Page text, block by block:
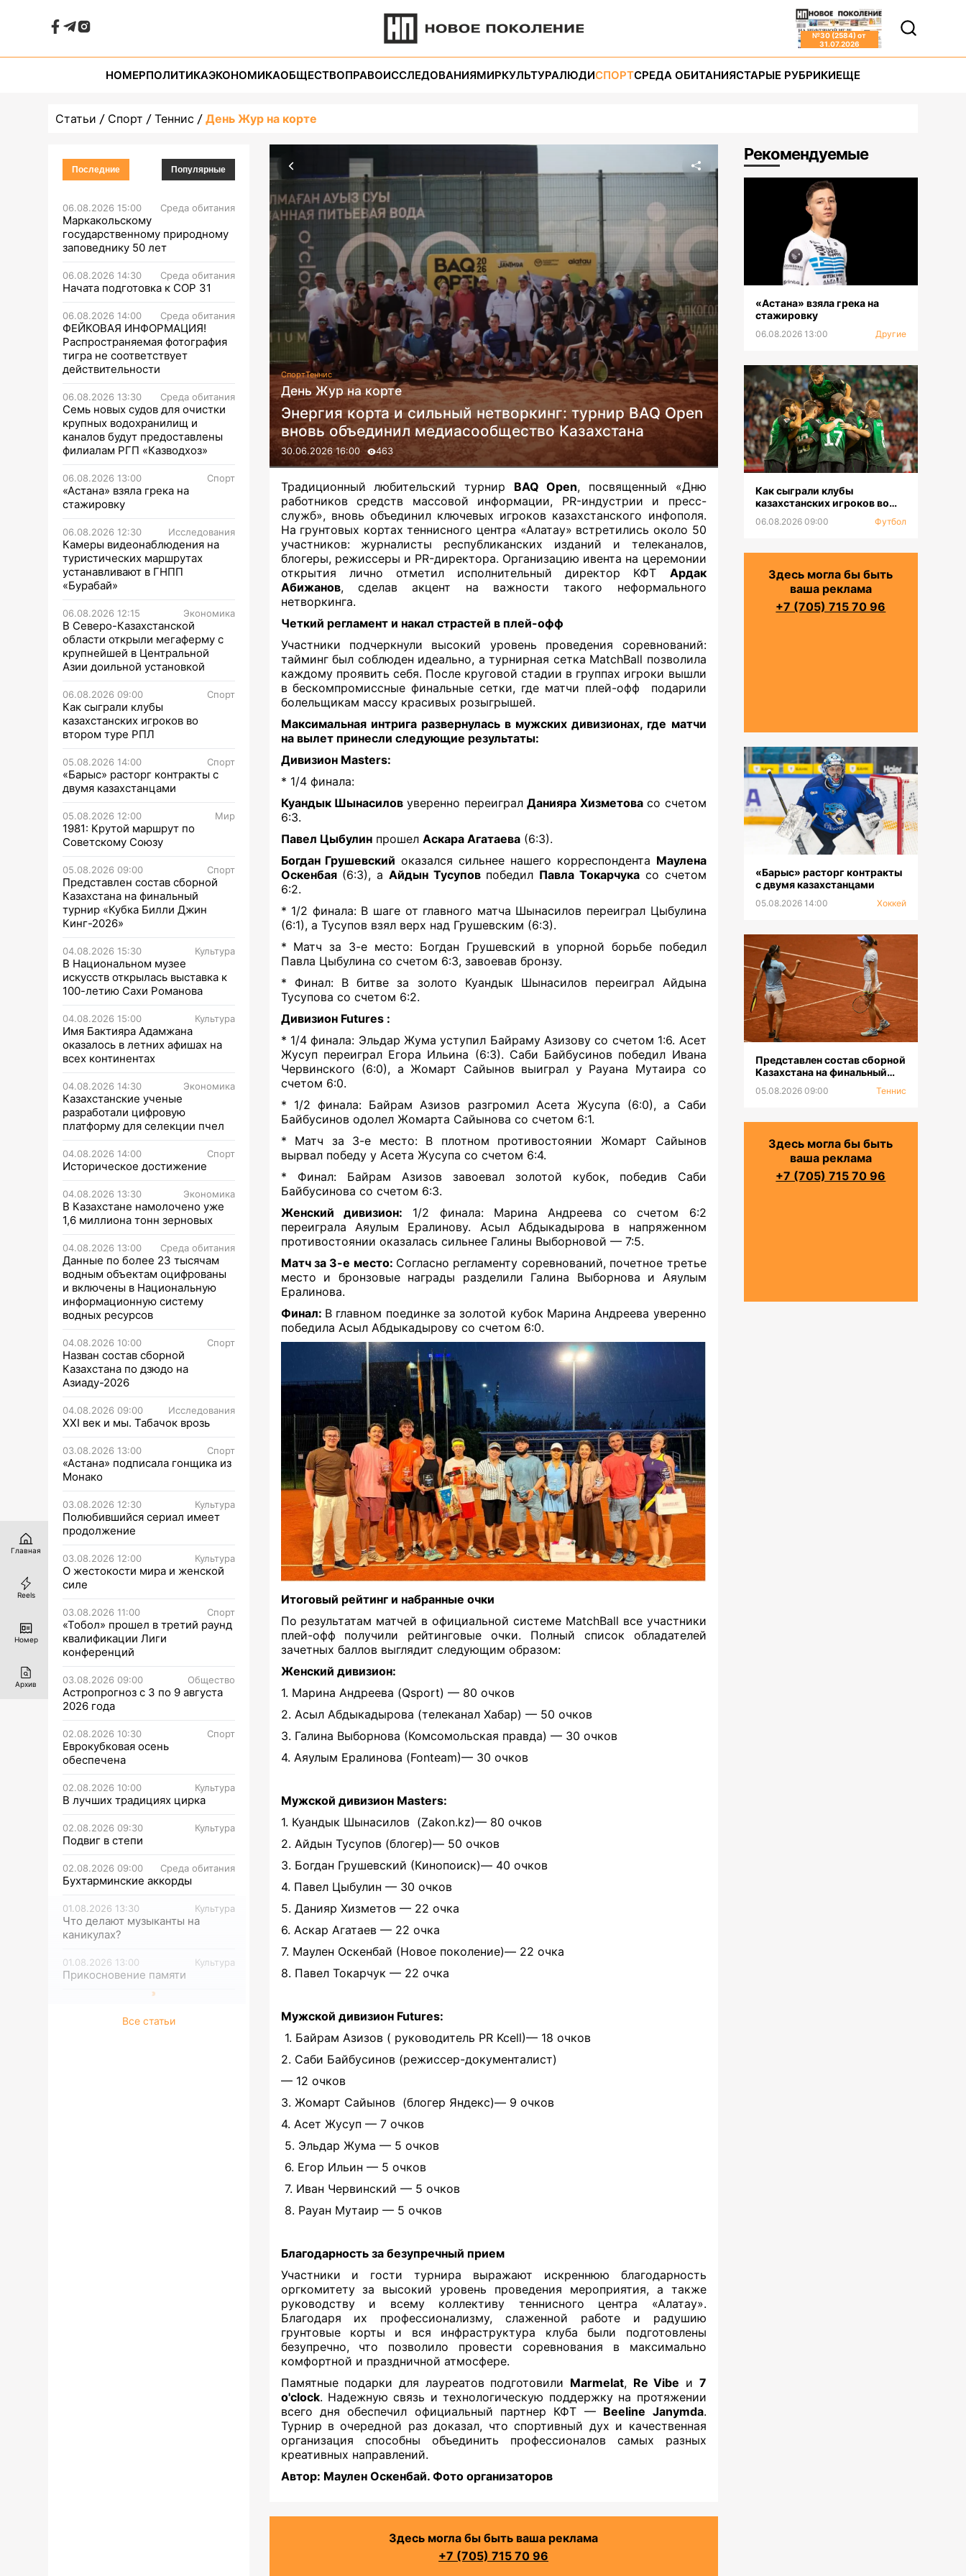
№30 (2584) от
31.07.2026
НОМЕРПОЛИТИКАЭКОНОМИКАОБЩЕСТВОПРАВОИССЛЕДОВАНИЯМИРКУЛЬТУРАЛЮДИСПОРТСРЕДА ОБИТАНИЯСТАРЫЕ РУБРИКИЕЩЕ
Статьи Спорт Теннис День Жур на корте
Последние Популярные
06.08.2026 15:00 Среда обитания
Маркакольскому
государственному природному
заповеднику 50 лет
06.08.2026 14:30 Среда обитания
Начата подготовка к СОР 31
06.08.2026 14:00 Среда обитания
ФЕЙКОВАЯ ИНФОРМАЦИЯ!
Распространяемая фотография
тигра не соответствует
действительности
06.08.2026 13:30 Среда обитания
Семь новых судов для очистки
крупных водохранилищ и
каналов будут предоставлены
филиалам РГП «Казводхоз»
06.08.2026 13:00 Спорт
«Астана» взяла грека на
стажировку
06.08.2026 12:30 Исследования
Камеры видеонаблюдения на
туристических маршрутах
устанавливают в ГНПП
«Бурабай»
06.08.2026 12:15 Экономика
В Северо-Казахстанской
области открыли мегаферму с
крупнейшей в Центральной
Азии доильной установкой
06.08.2026 09:00 Спорт
Как сыграли клубы
казахстанских игроков во
втором туре РПЛ
05.08.2026 14:00 Спорт
«Барыс» расторг контракты с
двумя казахстанцами
05.08.2026 12:00 Мир
1981: Крутой маршрут по
Советскому Союзу
05.08.2026 09:00 Спорт
Представлен состав сборной
Казахстана на финальный
турнир «Кубка Билли Джин
Кинг-2026»
04.08.2026 15:30 Культура
В Национальном музее
искусств открылась выставка к
100-летию Сахи Романова
04.08.2026 15:00 Культура
Имя Бактияра Адамжана
оказалось в летних афишах на
всех континентах
04.08.2026 14:30 Экономика
Казахстанские ученые
разработали цифровую
платформу для селекции пчел
04.08.2026 14:00 Спорт
Историческое достижение
04.08.2026 13:30 Экономика
В Казахстане намолочено уже
1,6 миллиона тонн зерновых
04.08.2026 13:00 Среда обитания
Данные по более 23 тысячам
водным объектам оцифрованы
и включены в Национальную
информационную систему
водных ресурсов
04.08.2026 10:00 Спорт
Назван состав сборной
Казахстана по дзюдо на
Азиаду-2026
04.08.2026 09:00 Исследования
XXI век и мы. Табачок врозь
03.08.2026 13:00 Спорт
«Астана» подписала гонщика из
Монако
03.08.2026 12:30 Культура
Полюбившийся сериал имеет
продолжение
03.08.2026 12:00 Культура
О жестокости мира и женской
силе
03.08.2026 11:00 Спорт
«Тобол» прошел в третий раунд
квалификации Лиги
конференций
03.08.2026 09:00 Общество
Астропрогноз с 3 по 9 августа
2026 года
02.08.2026 10:30 Спорт
Еврокубковая осень
обеспечена
02.08.2026 10:00 Культура
В лучших традициях цирка
02.08.2026 09:30 Культура
Подвиг в степи
02.08.2026 09:00 Среда обитания
Бухтарминские аккорды
01.08.2026 13:30 Культура
Что делают музыканты на
каникулах?
01.08.2026 13:00 Культура
Прикосновение памяти
Все статьи
СпортТеннис
День Жур на корте
Энергия корта и сильный нетворкинг: турнир BAQ Open
вновь объединил медиасообщество Казахстана
30.06.2026 16:00 463
Традиционный любительский турнир BAQ Open, посвященный «Дню
работников средств массовой информации, PR-индустрии и пресс-
служб», вновь объединил ключевых игроков казахстанского инфополя.
На грунтовых кортах теннисного центра «Алатау» встретились около 50
участников: журналисты республиканских изданий и телеканалов,
блогеры, режиссеры и PR-директора. Организацию ивента на церемонии
открытия лично отметил исполнительный директор КФТ Ардак
Абижанов, сделав акцент на важности такого неформального
нетворкинга.
Четкий регламент и накал страстей в плей-офф
Участники подчеркнули высокий уровень проведения соревнований:
тайминг был соблюден идеально, а турнирная сетка MatchBall позволила
каждому проявить себя. После круговой стадии в группах игроки вышли
в бескомпромиссные финальные сетки, где матчи плей-офф подарили
болельщикам массу красивых розыгрышей.
Максимальная интрига развернулась в мужских дивизионах, где матчи
на вылет принесли следующие результаты:
Дивизион Masters:
* 1/4 финала:
Куандык Шынасилов уверенно переигралДанияра Хизметовасо счетом
6:3.
Павел Цыбулинпрошел Аскара Агатаева(6:3).
Богдан Грушевский оказался сильнее нашего корреспондента Маулена
Оскенбая(6:3), а Айдын Тусуповпобедил Павла Токарчука со счетом
6:2.
* 1/2 финала: В шаге от главного матча Шынасилов переиграл Цыбулина
(6:1), а Тусупов взял верх над Грушевским (6:3).
* Матч за 3-е место: Богдан Грушевский в упорной борьбе победил
Павла Цыбулина со счетом 6:3, завоевав бронзу.
* Финал: В битве за золото Куандык Шынасилов переиграл Айдына
Тусупова со счетом 6:2.
Дивизион Futures :
* 1/4 финала: Эльдар Жума уступил Байраму Азизову со счетом 1:6. Асет
Жусуп переиграл Егора Ильина (6:3). Саби Байбусинов победил Ивана
Червинского (6:0), а Жомарт Сайынов выиграл у Рауана Мутаира со
счетом 6:0.
* 1/2 финала: Байрам Азизов разгромил Асета Жусупа (6:0), а Саби
Байбусинов одолел Жомарта Сайынова со счетом 6:1.
* Матч за 3-е место: В плотном противостоянии Жомарт Сайынов
вырвал победу у Асета Жусупа со счетом 6:4.
* Финал: Байрам Азизов завоевал золотой кубок, победив Саби
Байбусинова со счетом 6:3.
Женский дивизион: 1/2 финала: Марина Андреева со счетом 6:2
переиграла Аяулым Ералинову. Асыл Абдыкадырова в напряженном
противостоянии оказалась сильнее Галины Выборновой — 7:5.
Матч за 3-е место: Согласно регламенту соревнований, почетное третье
место и бронзовые награды разделили Галина Выборнова и Аяулым
Ералинова.
Финал: В главном поединке за золотой кубок Марина Андреева уверенно
победила Асыл Абдыкадырову со счетом 6:0.
Итоговый рейтинг и набранные очки
По результатам матчей в официальной системе MatchBall все участники
плей-офф получили рейтинговые очки. Полный список обладателей
зачетных баллов выглядит следующим образом:
Женский дивизион:
1. Марина Андреева (Qsport) — 80 очков
2. Асыл Абдыкадырова (телеканал Хабар) — 50 очков
3. Галина Выборнова (Комсомольская правда) — 30 очков
4. Аяулым Ералинова (Fonteam)— 30 очков
Мужской дивизион Masters:
1. Куандык Шынасилов (Zakon.kz)— 80 очков
2. Айдын Тусупов (блогер)— 50 очков
3. Богдан Грушевский (Кинопоиск)— 40 очков
4. Павел Цыбулин — 30 очков
5. Данияр Хизметов — 22 очка
6. Аскар Агатаев — 22 очка
7. Маулен Оскенбай (Новое поколение)— 22 очка
8. Павел Токарчук — 22 очка
Мужской дивизион Futures:
1. Байрам Азизов ( руководитель PR Kcell)— 18 очков
2. Саби Байбусинов (режиссер-документалист)
— 12 очков
3. Жомарт Сайынов (блогер Яндекс)— 9 очков
4. Асет Жусуп — 7 очков
5. Эльдар Жума — 5 очков
6. Егор Ильин — 5 очков
7. Иван Червинский — 5 очков
8. Рауан Мутаир — 5 очков
Благодарность за безупречный прием
Участники и гости турнира выражают искреннюю благодарность
оргкомитету за высокий уровень проведения мероприятия, а также
руководству и всему коллективу теннисного центра «Алатау».
Благодаря их профессионализму, слаженной работе и радушию
грунтовые корты и вся инфраструктура клуба были подготовлены
безупречно, что позволило провести соревнования в максимально
комфортной и праздничной атмосфере.
Памятные подарки для лауреатов подготовили Marmelat, Re Vibe и 7
o'clock. Надежную связь и технологическую поддержку на протяжении
всего дня обеспечил официальный партнер КФТ — Beeline Janymda.
Турнир в очередной раз доказал, что спортивный дух и качественная
организация способны объединить профессионалов самых разных
креативных направлений.
Автор: Маулен Оскенбай. Фото организаторов
Здесь могла бы быть ваша реклама
+7 (705) 715 70 96
Рекомендуемые
«Астана» взяла грека на
стажировку
06.08.2026 13:00 Другие
Как сыграли клубы
казахстанских игроков во
06.08.2026 09:00 Футбол
Здесь могла бы быть
ваша реклама
+7 (705) 715 70 96
«Барыс» расторг контракты
с двумя казахстанцами
05.08.2026 14:00 Хоккей
Представлен состав сборной
Казахстана на финальный
Кинг-2026»
05.08.2026 09:00 Теннис
Здесь могла бы быть
ваша реклама
+7 (705) 715 70 96
Главная
Reels
Номер
Архив